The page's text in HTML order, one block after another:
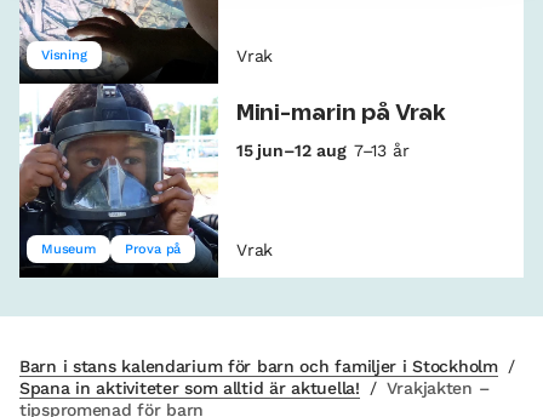
Visning Vrak
Museum Prova på
Mini-marin på Vrak
15 jun–12 aug 7–13 år
Vrak
Barn i stans kalendarium för barn och familjer i Stockholm /
Spana in aktiviteter som alltid är aktuella!
/ Vrakjakten –
tipspromenad för barn